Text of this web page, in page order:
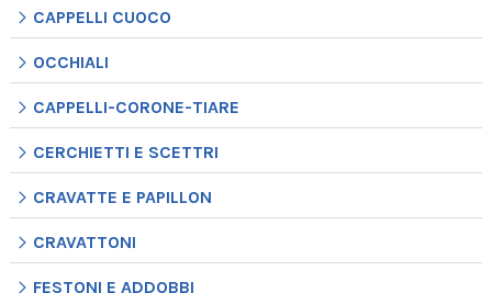
CAPPELLI CUOCO
OCCHIALI
CAPPELLI-CORONE-TIARE
CERCHIETTI E SCETTRI
CRAVATTE E PAPILLON
CRAVATTONI
FESTONI E ADDOBBI